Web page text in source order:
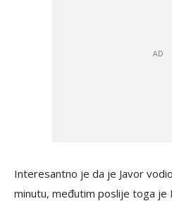
Interesantno je da je Javor
minutu, međutim poslije toga je